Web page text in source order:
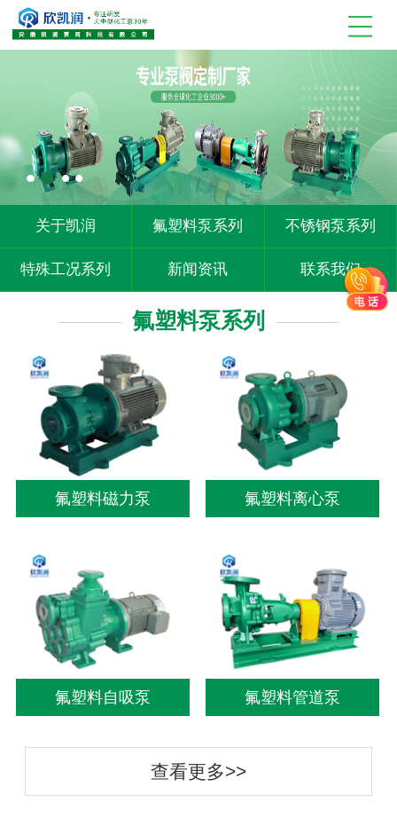
关于凯润 氟塑料泵系列 不锈钢泵系列
特殊工况系列 新闻资讯 联系我们
氟塑料泵系列
氟塑料磁力泵 氟塑料离心泵
氟塑料自吸泵 氟塑料管道泵
查看更多>>